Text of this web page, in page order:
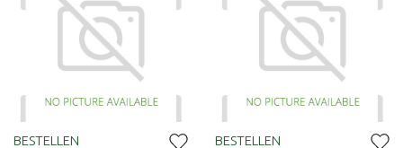
BESTELLEN BESTELLEN